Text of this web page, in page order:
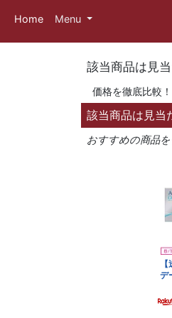
Home Menu
該当商品は見
価格を徹底比較
該当商品は見当
おすすめの商品